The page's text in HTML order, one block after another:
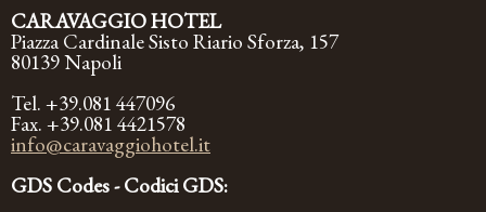
CARAVAGGIO HOTEL
Piazza Cardinale Sisto Riario Sforza, 157
80139 Napoli
Tel. +39.081 447096
Fax. +39.081 4421578
info@caravaggiohotel.it
GDS Codes - Codici GDS: